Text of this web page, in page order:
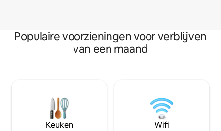
Populaire voorzieningen voor verblijven
van een maand
Keuken Wifi